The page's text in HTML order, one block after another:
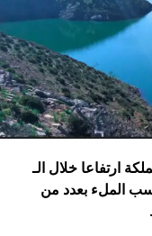
ارتفاعا خلال الـ
الملء بعدد من